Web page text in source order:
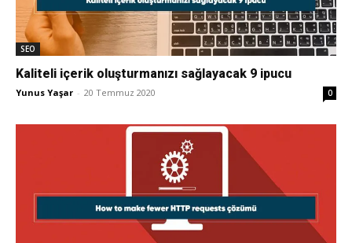
–
SEO,
SEM,
ASO,
SEO
Kaliteli içerik oluşturmanızı sağlayacak 9 ipucu
Yunus Yaşar - 20 Temmuz 2020 0